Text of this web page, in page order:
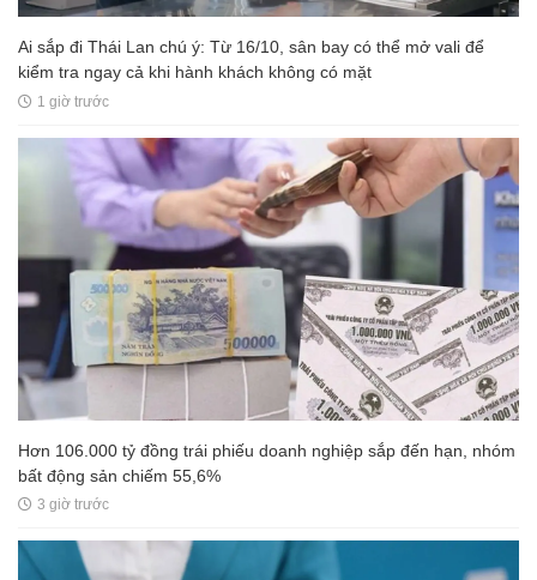
Ai sắp đi Thái Lan chú ý: Từ 16/10, sân bay có thể mở vali để
kiểm tra ngay cả khi hành khách không có mặt
1 giờ trước
Hơn 106.000 tỷ đồng trái phiếu doanh nghiệp sắp đến hạn, nhóm
bất động sản chiếm 55,6%
3 giờ trước